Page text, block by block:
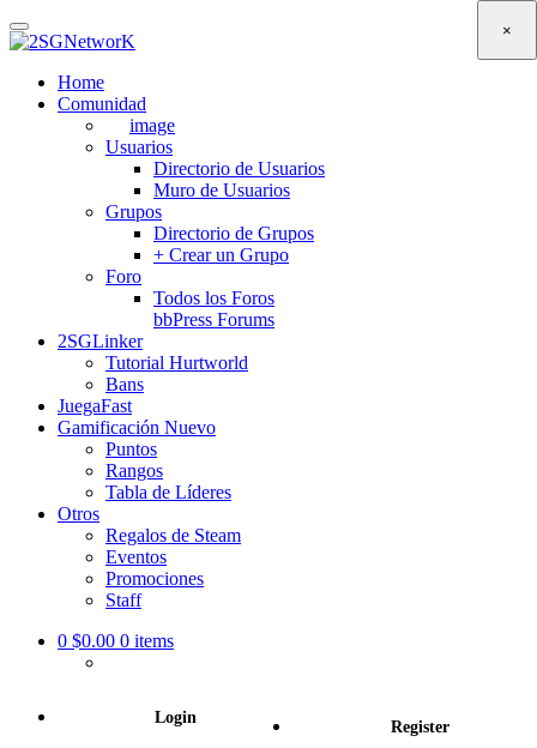
Skip
to
contentHome
Comunidad
image
Usuarios
Directorio de Usuarios
Muro de Usuarios
Grupos
Directorio de Grupos
+ Crear un Grupo
Foro
Todos los Foros
bbPress Forums
2SGLinker
Tutorial Hurtworld
Bans
JuegaFast
Gamificación Nuevo
Puntos
Rangos
Tabla de Líderes
Otros
Regalos de Steam
Eventos
Promociones
Staff
0 $0.00 0 items
Login Register
×